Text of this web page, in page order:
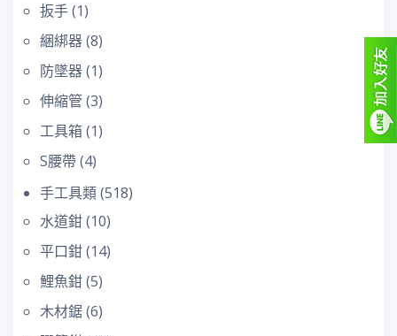
扳手(1)
綑綁器(8)
防墜器(1)
伸縮管(3)
工具箱(1)
S腰帶 (4)
手工具類(518)
水道鉗(10)
平口鉗(14)
鯉魚鉗(5)
木材鋸(6)